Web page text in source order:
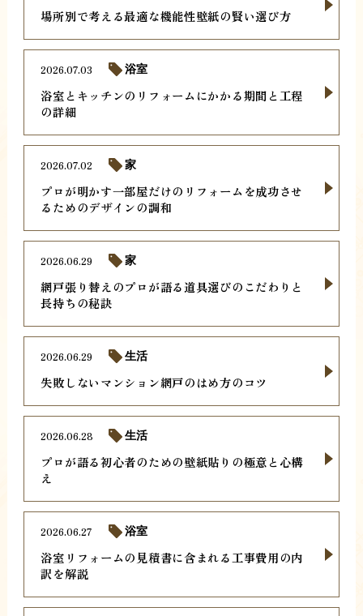
場所別で考える最適な機能性壁紙の賢い選び方
浴室とキッチンのリフォームにかかる期間と工程
の詳細
2026.07.03 浴室
プロが明かす一部屋だけのリフォームを成功させ
るためのデザインの調和
2026.07.02 家
網戸張り替えのプロが語る道具選びのこだわりと
長持ちの秘訣
2026.06.29 家
失敗しないマンション網戸のはめ方のコツ
2026.06.29 生活
プロが語る初心者のための壁紙貼りの極意と心構
え
2026.06.28 生活
浴室リフォームの見積書に含まれる工事費用の内
訳を解説
2026.06.27 浴室